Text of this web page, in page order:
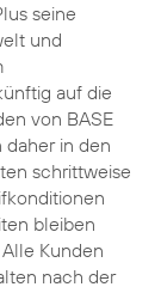
seine
und
auf die
von BASE
daher in den
schrittweise
bleiben
Kunden
nach der